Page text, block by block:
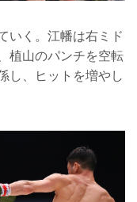
いく。江幡は右ミド
植山のパンチを空転
し、ヒットを増やし